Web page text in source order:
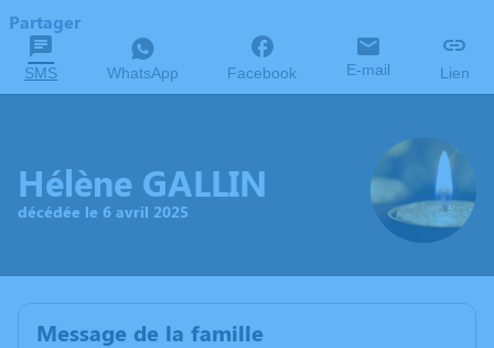
Partager
SMS WhatsApp Facebook E-mail Lien
Hélène GALLIN
décédée le 6 avril 2025
Message de la famille